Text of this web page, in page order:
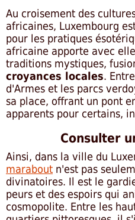
Au croisement des
africaines, Luxembourg
pour les pratiques
africaine apporte avec
traditions mystiques,
croyances locales.
d'Armes et les parcs
sa place, offrant un pont
apparents pour certains,
Consulter
Ainsi, dans la ville du
marabout n'est pas
divinatoires. Il est le
peurs et des espoirs qui
cosmopolite. Entre les